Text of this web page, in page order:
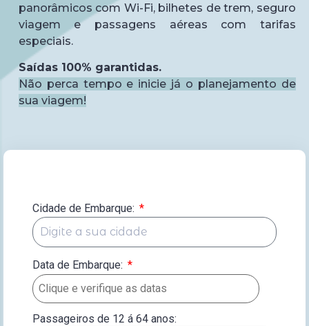
Cidade de Embarque:
Data de Embarque: *
Passageiros de 12 á 64 anos:
panorâmicos com Wi-Fi, bilhetes de trem, seguro
viagem e passagens aéreas com tarifas
especiais.
Saídas 100% garantidas.
Não perca tempo e inicie já o planejamento de
sua viagem!